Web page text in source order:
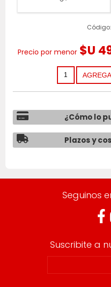
Código:
Precio por menor $U
¿Cómo lo
Plazos y
Seguinos
Suscribite a